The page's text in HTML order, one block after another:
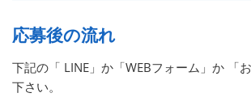
応募後の流れ
下記の「 LINE」か「WEBフォーム」か 「
下さい。